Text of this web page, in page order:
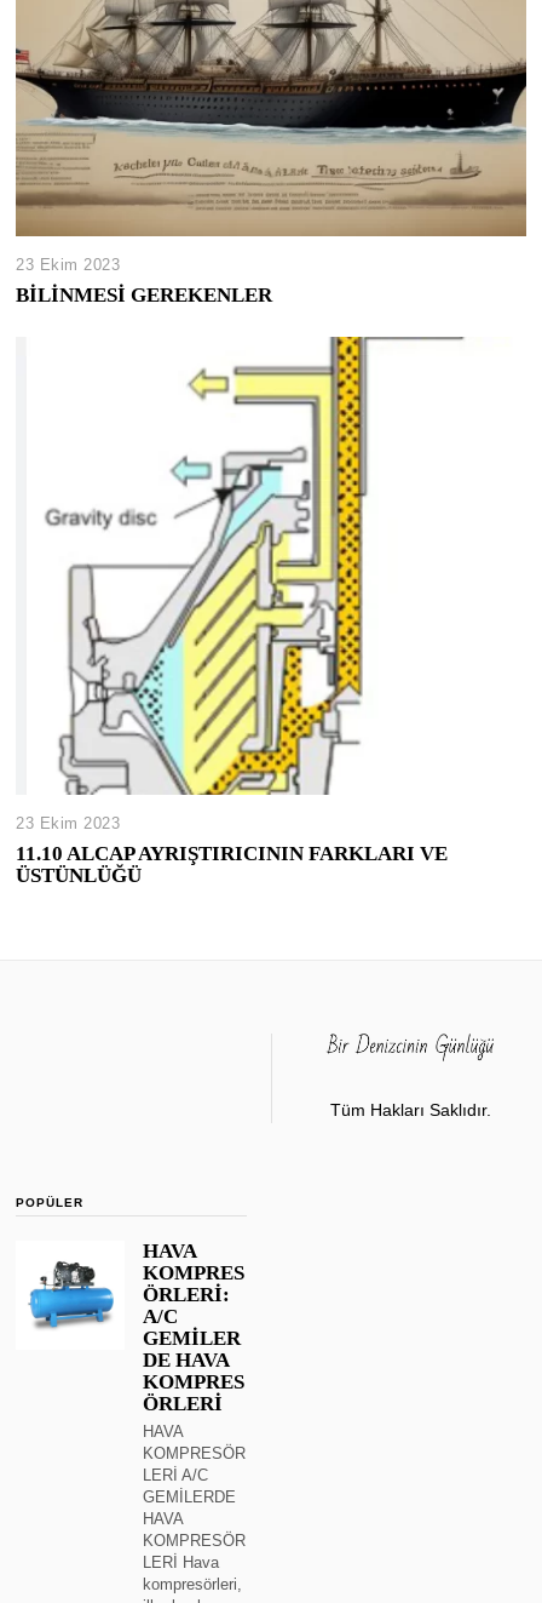
23 Ekim 2023
BİLİNMESİ GEREKENLER
23 Ekim 2023
11.10 ALCAP AYRIŞTIRICININ FARKLARI VE
ÜSTÜNLÜĞÜ
Tüm Hakları Saklıdır.
POPÜLER
HAVA
KOMPRES
ÖRLERİ:
A/C
GEMİLER
DE HAVA
KOMPRES
ÖRLERİ
HAVA
KOMPRESÖR
LERİ A/C
GEMİLERDE
HAVA
KOMPRESÖR
LERİ Hava
kompresörleri,